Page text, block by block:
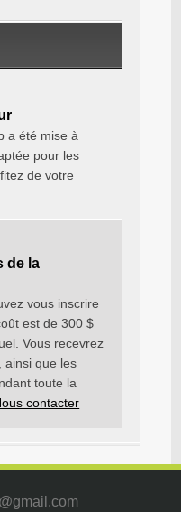
a été mise à
pour les
de votre
de la
vous inscrire
est de 300 $
Vous recevrez
ainsi que les
toute la
contacter